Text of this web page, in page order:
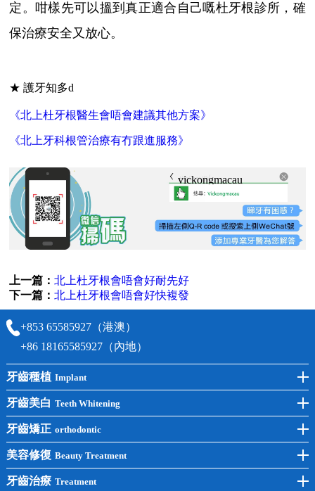
定。咁樣先可以搵到真正適合自己嘅杜牙根診所，確
保治療安全又放心。
★ 護牙知多d
《北上杜牙根醫生會唔會建議其他方案》
《北上牙科根管治療有冇跟進服務》
vickongmacau
上一篇：北上杜牙根會唔會好耐先好
下一篇：北上杜牙根會唔會好快複發
+853 65585927（港澳）
+86 18165585927（內地）
牙齒種植 Implant
前牙種植
後牙種植
單顆種植
半口種植
牙齒美白 Teeth Whitening
冷光美白
洗牙
黃黑牙
牙齒矯正 orthodontic
牙齒矯正
兒童矯正
美容修復 Beauty Treatment
全瓷牙
牙齒治療 Treatment